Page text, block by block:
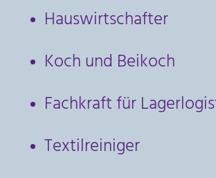
Hauswirtschafter
Koch und Beikoch
Fachkraft für
Textilreiniger